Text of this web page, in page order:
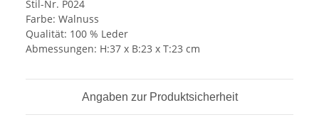
Stil-Nr. P024
Farbe: Walnuss
Qualität: 100 % Leder
Abmessungen: H:37 x B:23 x T:23 cm
Angaben zur Produktsicherheit